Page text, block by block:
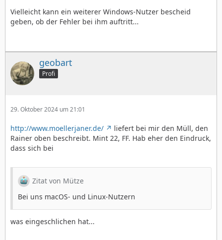
Vielleicht kann ein weiterer Windows-Nutzer bescheid
geben, ob der Fehler bei ihm auftritt...
geobart
Profi
29. Oktober 2024 um 21:01
http://www.moellerjaner.de/
liefert bei mir den Müll, den
Rainer oben beschreibt. Mint 22, FF. Hab eher den Eindruck,
dass sich bei
Zitat von Mütze
Bei uns macOS- und Linux-Nutzern
was eingeschlichen hat...